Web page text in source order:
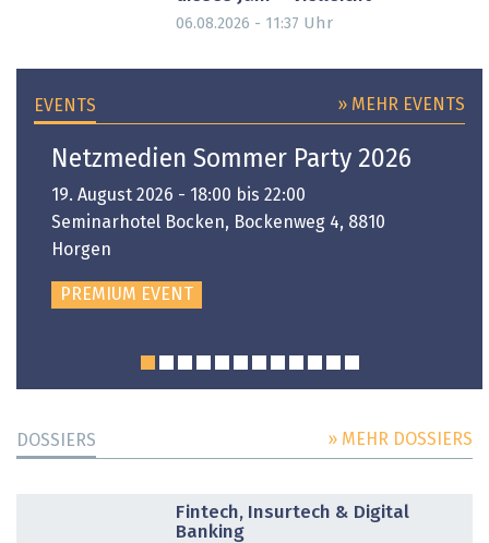
06.08.2026 - 11:37 Uhr
EVENTS » MEHR EVENTS
Netzmedien Sommer Party 2026
19. August 2026 - 18:00 bis 22:00
Seminarhotel Bocken, Bockenweg 4, 8810
Horgen
PREMIUM EVENT
DOSSIERS » MEHR DOSSIERS
Fintech, Insurtech & Digital
Banking